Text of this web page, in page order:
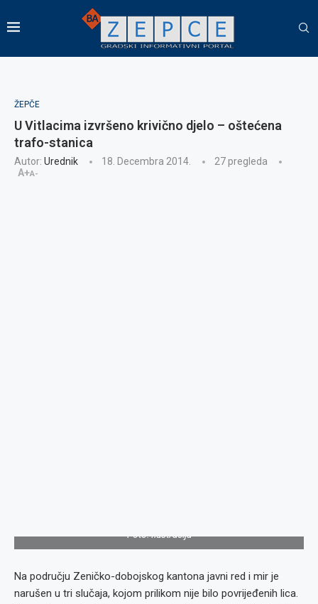
ŽEPČE
U Vitlacima izvršeno krivično djelo – oštećena
trafo-stanica
Autor: Urednik 18. Decembra 2014. 27pregleda
A+A-
Foto: Ilustracija
Na području Zeničko-dobojskog kantona javni red i mir je
narušen u tri slučaja, kojom prilikom nije bilo povrijeđenih lica.